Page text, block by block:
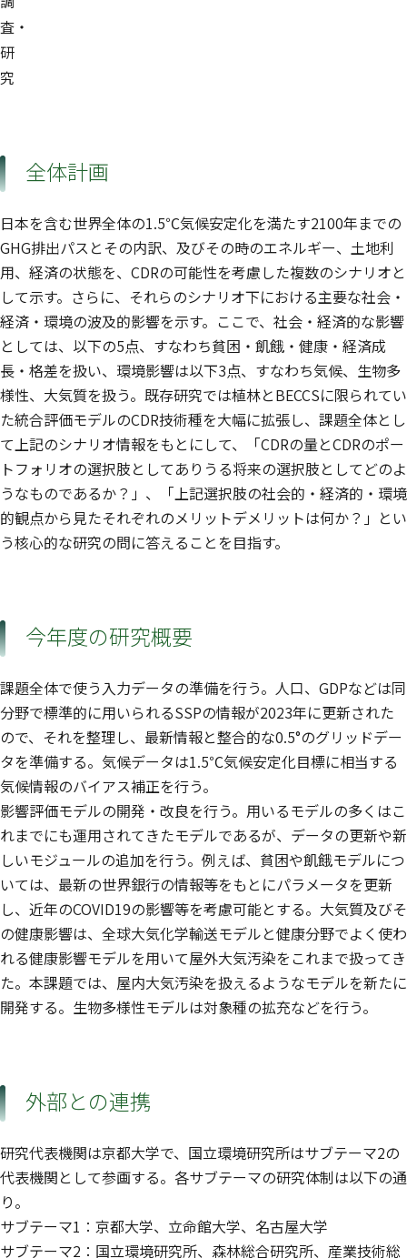
査・
研
究
全体計画
日本を含む世界全体の1.5℃気候安定化を満たす2100年までの
GHG排出パスとその内訳、及びその時のエネルギー、土地利
用、経済の状態を、CDRの可能性を考慮した複数のシナリオと
して示す。さらに、それらのシナリオ下における主要な社会・
経済・環境の波及的影響を示す。ここで、社会・経済的な影響
としては、以下の5点、すなわち貧困・飢餓・健康・経済成
長・格差を扱い、環境影響は以下3点、すなわち気候、生物多
様性、大気質を扱う。既存研究では植林とBECCSに限られてい
た統合評価モデルのCDR技術種を大幅に拡張し、課題全体とし
て上記のシナリオ情報をもとにして、「CDRの量とCDRのポー
トフォリオの選択肢としてありうる将来の選択肢としてどのよ
うなものであるか？」、「上記選択肢の社会的・経済的・環境
的観点から見たそれぞれのメリットデメリットは何か？」とい
う核心的な研究の問に答えることを目指す。
今年度の研究概要
課題全体で使う入力データの準備を行う。人口、GDPなどは同
分野で標準的に用いられるSSPの情報が2023年に更新された
ので、それを整理し、最新情報と整合的な0.5°のグリッドデー
タを準備する。気候データは1.5℃気候安定化目標に相当する
気候情報のバイアス補正を行う。
影響評価モデルの開発・改良を行う。用いるモデルの多くはこ
れまでにも運用されてきたモデルであるが、データの更新や新
しいモジュールの追加を行う。例えば、貧困や飢餓モデルにつ
いては、最新の世界銀行の情報等をもとにパラメータを更新
し、近年のCOVID19の影響等を考慮可能とする。大気質及びそ
の健康影響は、全球大気化学輸送モデルと健康分野でよく使わ
れる健康影響モデルを用いて屋外大気汚染をこれまで扱ってき
た。本課題では、屋内大気汚染を扱えるようなモデルを新たに
開発する。生物多様性モデルは対象種の拡充などを行う。
外部との連携
研究代表機関は京都大学で、国立環境研究所はサブテーマ2の
代表機関として参画する。各サブテーマの研究体制は以下の通
り。
サブテーマ1：京都大学、立命館大学、名古屋大学
サブテーマ2：国立環境研究所、森林総合研究所、産業技術総